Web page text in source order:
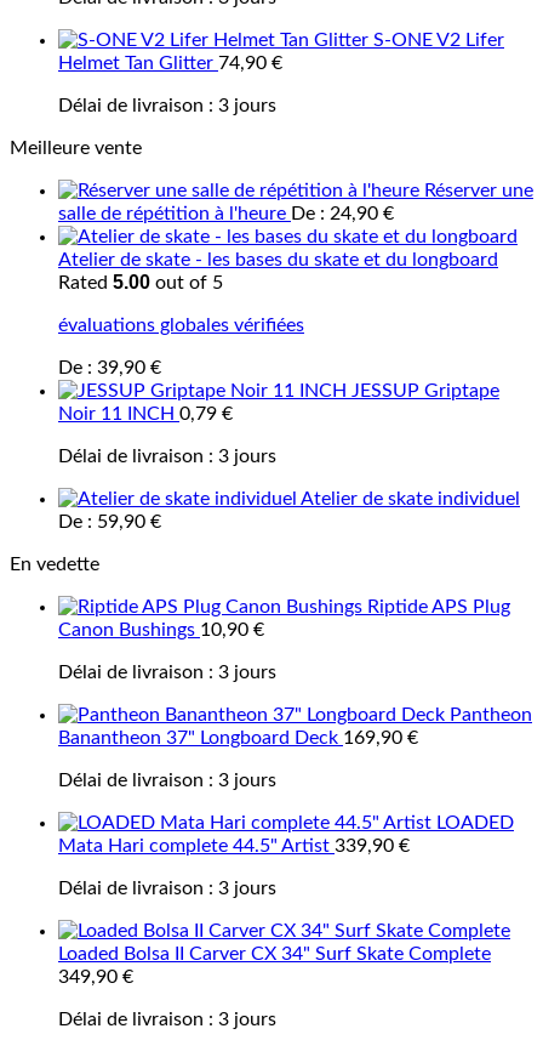
S-ONE V2 Lifer
Helmet Tan Glitter 74,90 €
Délai de livraison : 3 jours
Meilleure vente
Réserver une
salle de répétition à l'heure De : 24,90 €
Atelier de skate - les bases du skate et du longboard
Rated 5.00 out of 5
évaluations globales vérifiées
De : 39,90 €
JESSUP Griptape
Noir 11 INCH 0,79 €
Délai de livraison : 3 jours
Atelier de skate individuel
De : 59,90 €
En vedette
Riptide APS Plug
Canon Bushings 10,90 €
Délai de livraison : 3 jours
Pantheon
Banantheon 37" Longboard Deck 169,90 €
Délai de livraison : 3 jours
LOADED
Mata Hari complete 44.5" Artist 339,90 €
Délai de livraison : 3 jours
Loaded Bolsa II Carver CX 34" Surf Skate Complete
349,90 €
Délai de livraison : 3 jours